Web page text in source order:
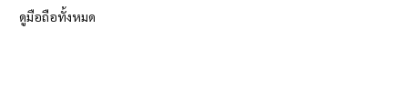
ดูมือถือทั้งหมด